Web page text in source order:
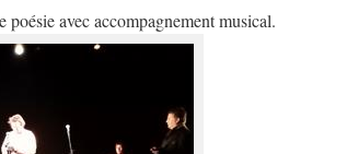
avec accompagnement musical.